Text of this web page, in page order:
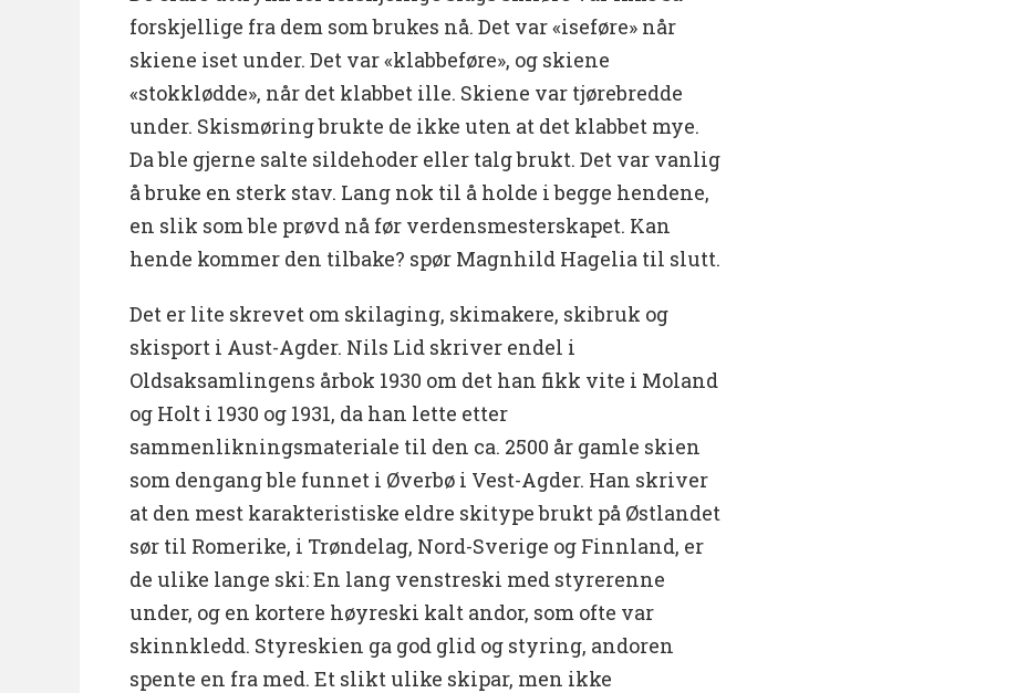
forskjellige fra dem som brukes nå. Det var «iseføre» når
skiene iset under. Det var «klabbeføre», og skiene
«stokklødde», når det klabbet ille. Skiene var tjørebredde
under. Skismøring brukte de ikke uten at det klabbet mye.
Da ble gjerne salte sildehoder eller talg brukt. Det var vanlig
å bruke en sterk stav. Lang nok til å holde i begge hendene,
en slik som ble prøvd nå før verdensmesterskapet. Kan
hende kommer den tilbake? spør Magnhild Hagelia til slutt.
Det er lite skrevet om skilaging, skimakere, skibruk og
skisport i Aust-Agder. Nils Lid skriver endel i
Oldsaksamlingens årbok 1930 om det han fikk vite i Moland
og Holt i 1930 og 1931, da han lette etter
sammenlikningsmateriale til den ca. 2500 år gamle skien
som dengang ble funnet i Øverbø i Vest-Agder. Han skriver
at den mest karakteristiske eldre skitype brukt på Østlandet
sør til Romerike, i Trøndelag, Nord-Sverige og Finnland, er
de ulike lange ski: En lang venstreski med styrerenne
under, og en kortere høyreski kalt andor, som ofte var
skinnkledd. Styreskien ga god glid og styring, andoren
spente en fra med. Et slikt ulike skipar, men ikke